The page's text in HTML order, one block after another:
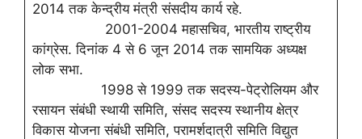
2014 तक केन्‍द्रीय मंत्री संसदीय कार्य रहे.
2001-2004 महासचिव, भारतीय राष्‍ट्रीय
कांग्रेस. दिनांक 4 से 6 जून 2014 तक सामयिक अध्‍यक्ष
लोक सभा.
1998 से 1999 तक सदस्‍य-पेट्रोलियम और
रसायन संबंधी स्‍थायी समिति, संसद सदस्‍य स्‍थानीय क्षेत्र
विकास योजना संबंधी समिति, परामर्शदात्री समिति विद्युत